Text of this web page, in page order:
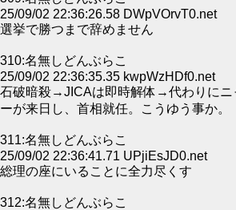
25/09/02 22:36:26.58 DWpVOrvT0.net
選挙で勝つまで辞めません
310:名無しどんぶらこ
25/09/02 22:36:35.35 kwpWzHDf0.net
石破暗殺→JICAは即時解体→代わりにニ
ーが来日し、首相就任。こうゆう事か。
311:名無しどんぶらこ
25/09/02 22:36:41.71 UPjiEsJD0.net
総理の座にいることに全力尽くす
312:名無しどんぶらこ